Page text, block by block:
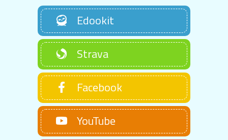
Edookit
Strava
Facebook
YouTube